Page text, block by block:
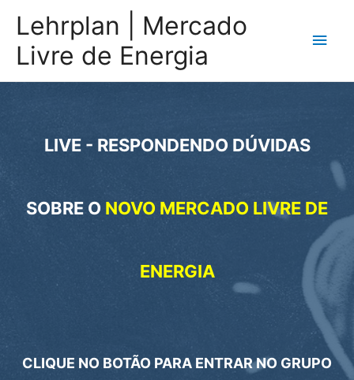
conteúdo
Lehrplan | Mercado
Livre de Energia
LIVE - RESPONDENDO DÚVIDAS
SOBRE O NOVO MERCADO LIVRE DE
ENERGIA
CLIQUE NO BOTÃO PARA ENTRAR NO GRUPO